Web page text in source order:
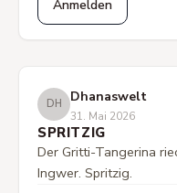
Anmelden
DH Dhanaswelt
31. Mai 2026
SPRITZIG
Der Gritti-Tangerina
Ingwer. Spritzig.